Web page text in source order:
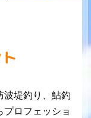
波堤釣り、鮎釣
ロフェッショ